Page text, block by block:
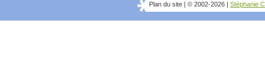
Plan du site © 2002-2026 Stéphanie C